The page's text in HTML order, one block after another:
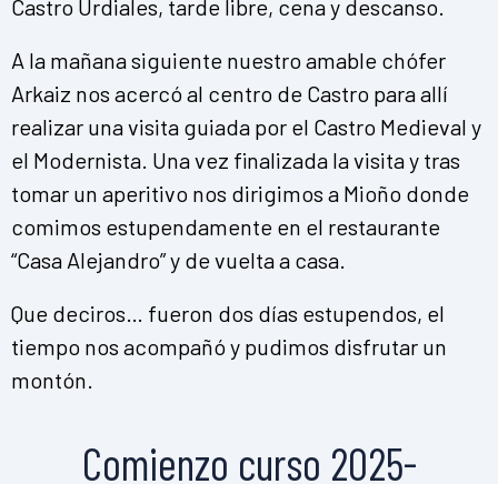
Castro Urdiales, tarde libre, cena y descanso.
A la mañana siguiente nuestro amable chófer
Arkaiz nos acercó al centro de Castro para allí
realizar una visita guiada por el Castro Medieval y
el Modernista. Una vez finalizada la visita y tras
tomar un aperitivo nos dirigimos a Mioño donde
comimos estupendamente en el restaurante
“Casa Alejandro” y de vuelta a casa.
Que deciros… fueron dos días estupendos, el
tiempo nos acompañó y pudimos disfrutar un
montón.
Comienzo curso 2025-